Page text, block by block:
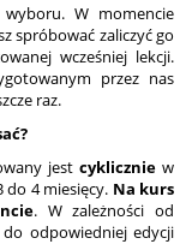
W momencie
spróbować zaliczyć go
wcześniej lekcji.
przez nas
raz.
jest cykliczniew
do 4 miesięcy. Na kurs
. W zależności od
odpowiedniej edycji